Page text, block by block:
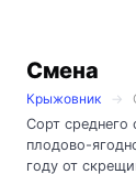
Смена
Крыжовник
Сорт среднего
плодово-
году от